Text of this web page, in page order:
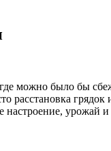
можно было бы
расстановка
урожай